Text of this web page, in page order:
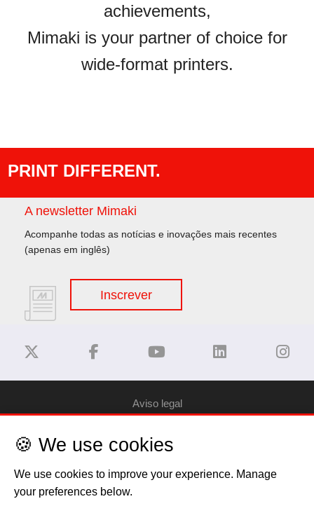
achievements,
Mimaki is your partner of choice for
wide-format printers.
PRINT DIFFERENT.
A newsletter Mimaki
Acompanhe todas as notícias e inovações mais recentes
(apenas em inglês)
Inscrever
Aviso legal
Privacy Policy
Política de Cookies
🍪 We use cookies
We use cookies to improve your experience. Manage
your preferences below.